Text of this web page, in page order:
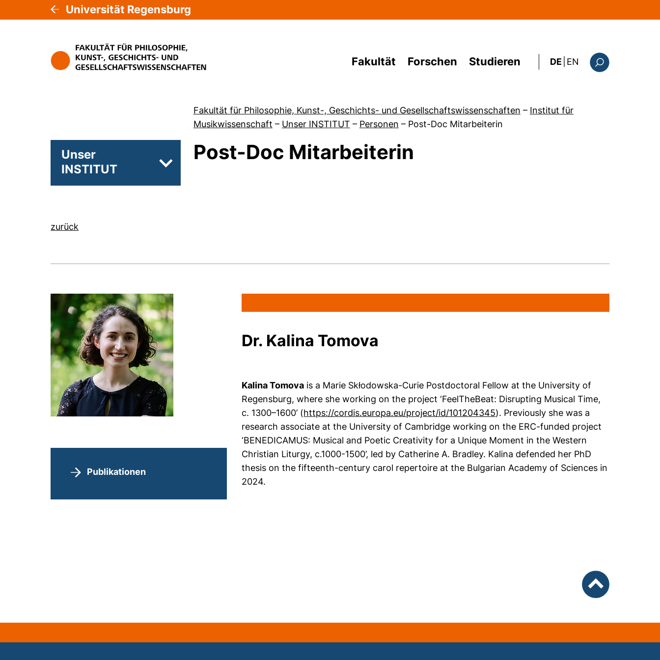
Universität Regensburg
Fakultät Forschen Studieren DE EN : the current page
Fakultät für Philosophie, Kunst-, Geschichts- und Gesellschaftswissenschaften – Institut für
Musikwissenschaft – Unser INSTITUT – Personen – Post-Doc Mitarbeiterin
Unser
INSTITUT
Unterseiten von Personen
Post-Doc Mitarbeiterin
zurück
Publikationen
Dr. Kalina Tomova
Kalina Tomova is a Marie Skłodowska-Curie Postdoctoral Fellow at the University of
Regensburg, where she working on the project ‘FeelTheBeat: Disrupting Musical Time,
c. 1300–1600’ (https://cordis.europa.eu/project/id/101204345(externer Link, öffnet neues Fenster)
). Previously she was a
research associate at the University of Cambridge working on the ERC-funded project
‘BENEDICAMUS: Musical and Poetic Creativity for a Unique Moment in the Western
Christian Liturgy, c.1000-1500’, led by Catherine A. Bradley. Kalina defended her PhD
thesis on the fifteenth-century carol repertoire at the Bulgarian Academy of Sciences in
2024.